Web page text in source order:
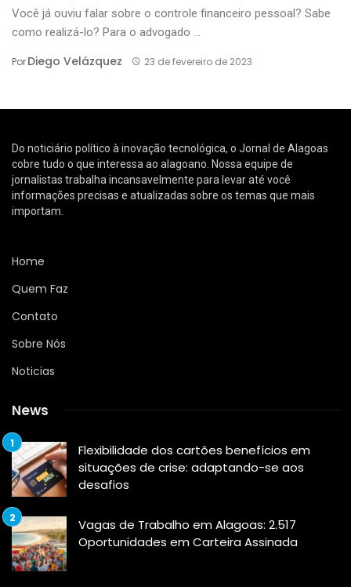
Você já ouviu falar sobre o controle financeiro pessoal? Sabe
como realizá-lo? Para o advogado ...
PorDiego Velázquez 23 de fevereiro de 2023
Do noticiário político à inovação tecnológica, o Jornal de Alagoas
cobre tudo o que interessa ao alagoano. Nossa equipe de
jornalistas trabalha incansavelmente para levar até você
informações precisas e atualizadas sobre os temas que mais
importam.
Home
Quem Faz
Contato
Sobre Nós
Noticias
News
Flexibilidade dos cartões benefícios em
situações de crise: adaptando-se aos
desafios
Vagas de Trabalho em Alagoas: 2.517
Oportunidades em Carteira Assinada